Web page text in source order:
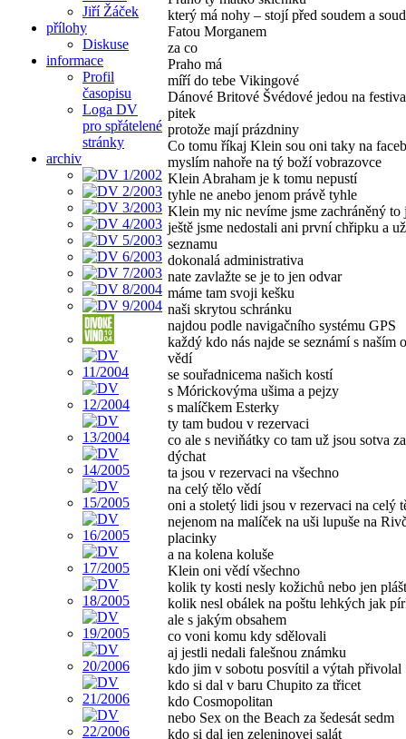
Jiří Žáček
přílohy
Diskuse
informace
Profil
časopisu
Loga DV
pro spřátelené
stránky
archiv
který má nohy – stojí před soudem a
Fatou Morganem
za co
Praho má
míří do tebe Vikingové
Dánové Britové Švédové jedou na
pitek
protože mají prázdniny
Co tomu říkaj Klein sou oni taky na
myslím nahoře na tý boží vobrazovce
Klein Abraham je k tomu nepustí
tyhle ne anebo jenom právě tyhle
Klein my nic nevíme jsme zachráněný to
ještě jsme nedostali ani první chřipku a
seznamu
dokonalá administrativa
nate zavlažte se je to jen odvar
máme tam svoji kešku
naši skrytou schránku
najdou podle navigačního systému GPS
každý kdo nás najde se seznámí s naším
vědí
se souřadnicema našich kostí
s Mórickovýma ušima a pejzy
s malíčkem Esterky
ty tam budou v rezervaci
co ale s neviňátky co tam už jsou sotva
dýchat
ta jsou v rezervaci na všechno
na celý tělo vědí
oni a stoletý lidi jsou v rezervaci na celý
nejenom na malíček na uši lupuše na
placinky
a na kolena koluše
Klein oni vědí všechno
kolik ty kosti nesly kožichů nebo jen
kolik nesl obálek na poštu lehkých jak
ale s jakým obsahem
co voni komu kdy sdělovali
aj jestli nedali falešnou známku
kdo jim v sobotu posvítil a výtah přivolal
kdo si dal v baru Chupito za třicet
kdo Cosmopolitan
nebo Sex on the Beach za šedesát sedm
kdo si dal jen zeleninovej salát